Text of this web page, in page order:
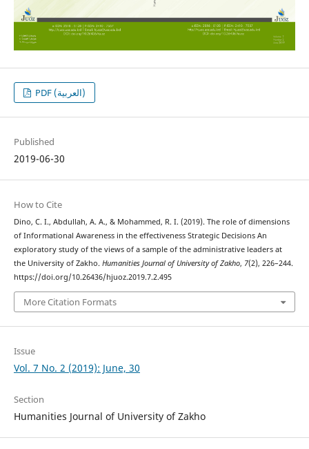
PDF (العربية)
Published
2019-06-30
How to Cite
Dino, C. I., Abdullah, A. A., & Mohammed, R. I. (2019). The role of dimensions
of Informational Awareness in the effectiveness Strategic Decisions An
exploratory study of the views of a sample of the administrative leaders at
the University of Zakho. Humanities Journal of University of Zakho, 7(2), 226–244.
https://doi.org/10.26436/hjuoz.2019.7.2.495
More Citation Formats
Issue
Vol. 7 No. 2 (2019): June, 30
Section
Humanities Journal of University of Zakho